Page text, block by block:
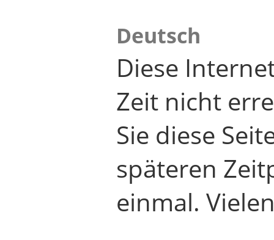
Deutsch
Diese
Zeit nicht
Sie diese
späteren
einmal.